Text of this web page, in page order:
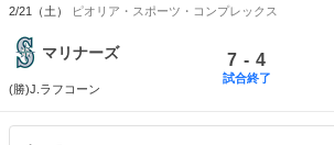
2/21（土） ピオリア・スポーツ・コンプレックス
マリナーズ
(勝)J.ラフコーン
7 - 4
試合終了